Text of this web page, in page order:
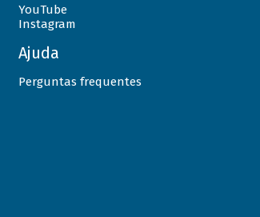
YouTube
Instagram
Ajuda
Perguntas frequentes